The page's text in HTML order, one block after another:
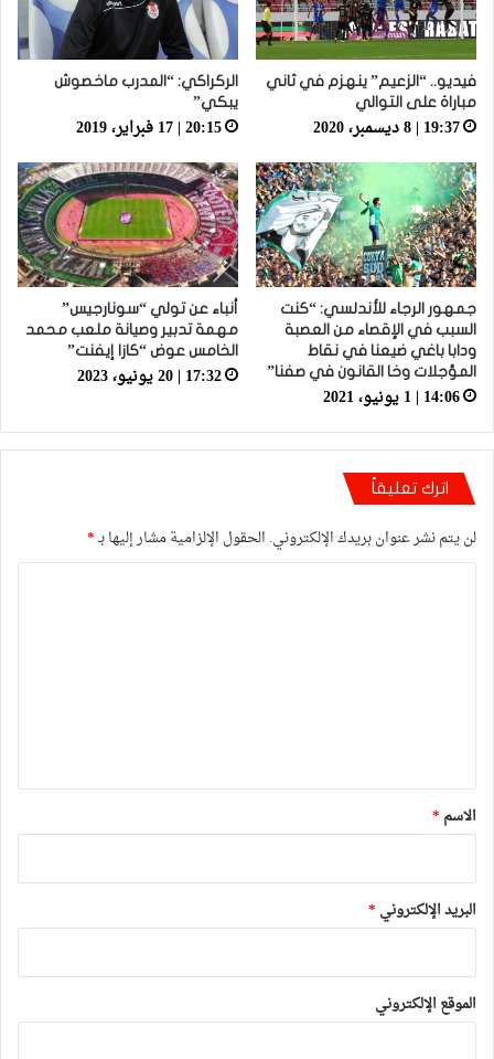
فيديو.. “الزعيم” ينهزم في ثاني
مباراة على التوالي
19:37 | 8 ديسمبر، 2020
الركراكي: “المدرب ماخصوش
يبكي”
20:15 | 17 فبراير، 2019
جمهور الرجاء للأندلسي: “كنت
السبب في الإقصاء من العصبة
ودابا باغي ضيعنا في نقاط
المؤجلات وخا القانون في صفنا”
14:06 | 1 يونيو، 2021
أنباء عن تولي “سونارجيس”
مهمة تدبير وصيانة ملعب محمد
الخامس عوض “كازا إيفنت”
17:32 | 20 يونيو، 2023
اترك تعليقاً
لن يتم نشر عنوان بريدك الإلكتروني. الحقول الإلزامية مشار إليها بـ*
*
الاسم *
البريد الإلكتروني *
الموقع الإلكتروني